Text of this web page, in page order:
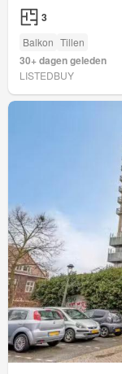
3
Balkon Tillen
30+ dagen geleden
LISTEDBUY